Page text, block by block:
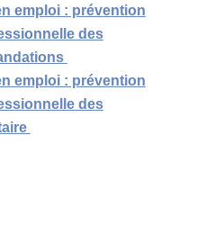
emploi : prévention
des
emploi : prévention
des